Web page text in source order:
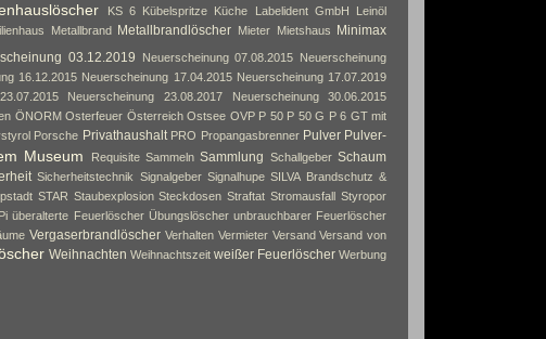
KS 6 Kübelspritze Küche Labelident GmbH
Leinöl
Metallbrand Metallbrandlöscher Mieter Mietshaus Minimax
03.12.2019 Neuerscheinung 07.08.2015 Neuerscheinung
16.12.2015 Neuerscheinung 17.04.2015 Neuerscheinung 17.07.2019
Neuerscheinung 23.08.2017
Neuerscheinung 30.06.2015
ÖNORM Osterfeuer Österreich Ostsee OVP P 50 P 50 G P 6 GT mit
Porsche Privathaushalt PRO Propangasbrenner Pulver Pulver-
Museum Requisite Sammeln Sammlung Schallgeber Schaum
Sicherheitstechnik Signalgeber Signalhupe SILVA Brandschutz &
STAR Staubexplosion Steckdosen Straftat Stromausfall Styropor
überalterte Feuerlöscher Übungslöscher unbrauchbarer Feuerlöscher
Vergaserbrandlöscher Verhalten Vermieter Versand Versand von
Weihnachten Weihnachtszeit weißer Feuerlöscher Werbung